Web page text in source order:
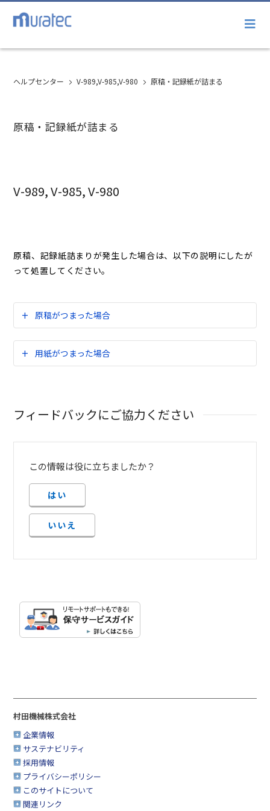
ヘルプセンター V-989,V-985,V-980 原稿・記録紙が詰まる
原稿・記録紙が詰まる
V-989, V-985, V-980
原稿、記録紙詰まりが発生した場合は、以下の説明にしたが
って処置してください。
原稿がつまった場合
用紙がつまった場合
フィードバックにご協力ください
この情報は役に立ちましたか？
はい
いいえ
村田機械株式会社
企業情報
サステナビリティ
採用情報
プライバシーポリシー
このサイトについて
関連リンク